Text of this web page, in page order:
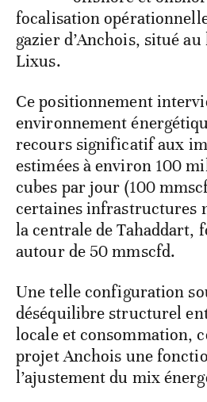
focalisation
gazier d’Anchois, situé
Lixus.
Ce positionnement
environnement
recours significatif aux
estimées à environ 100
cubes par jour (100
certaines infrastructures
la centrale de Tahaddart,
autour de 50 mmscfd.
Une telle configuration
déséquilibre structurel
locale et consommation,
projet Anchois une
l’ajustement du mix